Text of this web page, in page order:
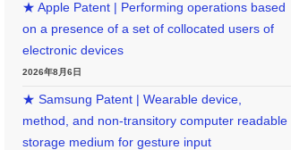
★ Apple Patent | Performing operations based
on a presence of a set of collocated users of
electronic devices
2026年8月6日
★ Samsung Patent | Wearable device,
method, and non-transitory computer readable
storage medium for gesture input